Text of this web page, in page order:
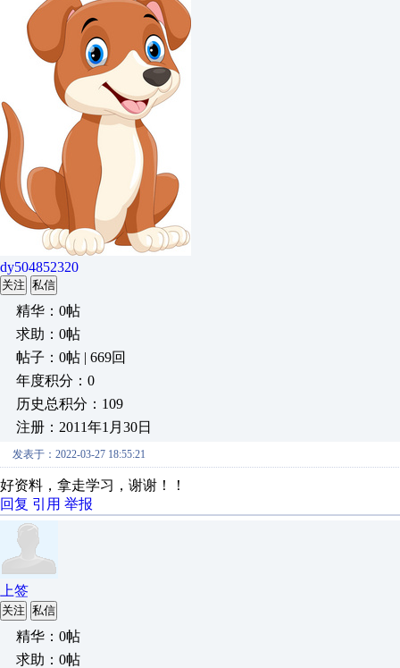
dy504852320
关注 私信
精华：0帖
求助：0帖
帖子：0帖 | 669回
年度积分：0
历史总积分：109
注册：2011年1月30日
发表于：2022-03-27 18:55:21
好资料，拿走学习，谢谢！！
回复 引用 举报
上签
关注 私信
精华：0帖
求助：0帖